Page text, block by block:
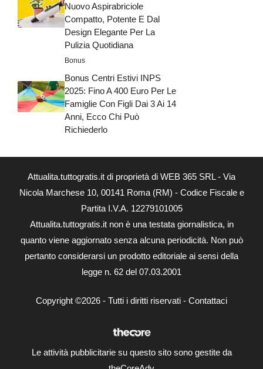
Nuovo Aspirabriciole
Compatto, Potente E Dal
Design Elegante Per La
Pulizia Quotidiana
Bonus
Bonus Centri Estivi INPS
2025: Fino A 400 Euro Per Le
Famiglie Con Figli Dai 3 Ai 14
Anni, Ecco Chi Può
Richiederlo
Attualita.tuttogratis.it di proprietà di WEB 365 SRL - Via
Nicola Marchese 10, 00141 Roma (RM) - Codice Fiscale e
Partita I.V.A. 12279101005
Attualita.tuttogratis.it non è una testata giornalistica, in
quanto viene aggiornato senza alcuna periodicità. Non può
pertanto considerarsi un prodotto editoriale ai sensi della
legge n. 62 del 07.03.2001
Copyright ©2026 - Tutti i diritti riservati - Contattaci
Le attività pubblicitarie su questo sito sono gestite da